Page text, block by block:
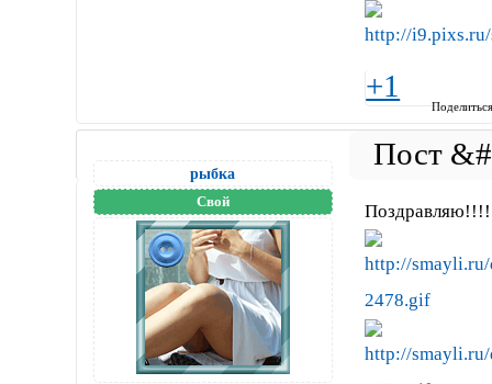
+1
рыбка
Свой Поздравляю!!!!